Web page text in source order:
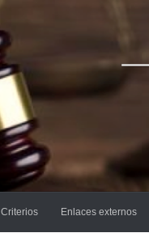
Criterios Enlaces externos